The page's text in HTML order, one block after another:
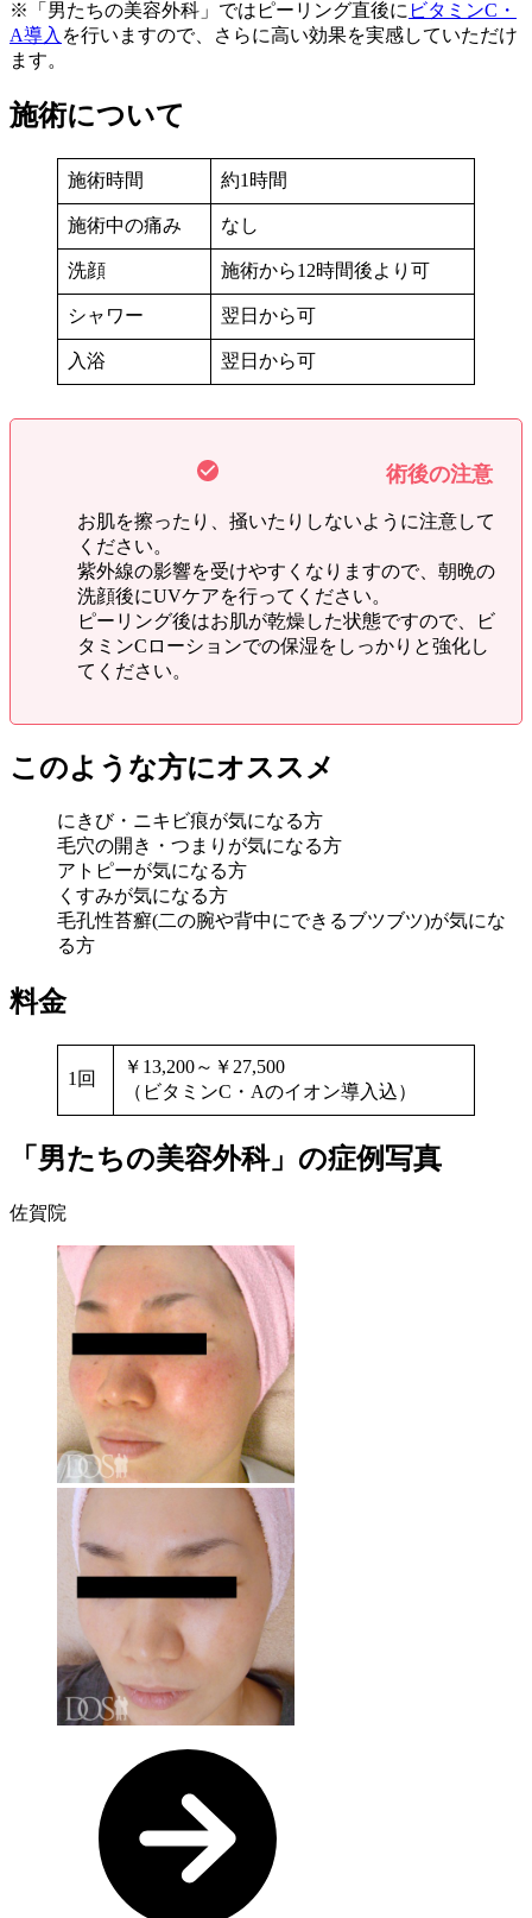
※「男たちの美容外科」ではピーリング直後に ビタミンC・
A導入 を行いますので、さらに高い効果を実感していただけ
ます。
施術について
施術時間 約1時間
施術中の痛み なし
洗顔 施術から12時間後より可
シャワー 翌日から可
入浴 翌日から可
術後の注意
お肌を擦ったり、掻いたりしないように注意して
ください。
紫外線の影響を受けやすくなりますので、朝晩の
洗顔後にUVケアを行ってください。
ピーリング後はお肌が乾燥した状態ですので、ビ
タミンCローションでの保湿をしっかりと強化し
てください。
このような方にオススメ
にきび・ニキビ痕が気になる方
毛穴の開き・つまりが気になる方
アトピーが気になる方
くすみが気になる方
毛孔性苔癬(二の腕や背中にできるブツブツ)が気にな
る方
料金
1回
￥13,200～￥27,500
（ビタミンC・Aのイオン導入込）
「男たちの美容外科」の症例写真
佐賀院